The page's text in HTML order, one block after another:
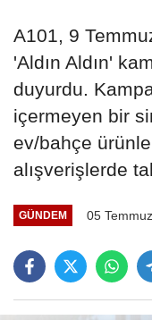
A101, 9
'Aldın Aldın'
duyurdu.
içermeyen bir
ev/bahçe
alışverişlerde
GÜNDEM 05